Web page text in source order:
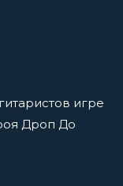
игре
Дроп До